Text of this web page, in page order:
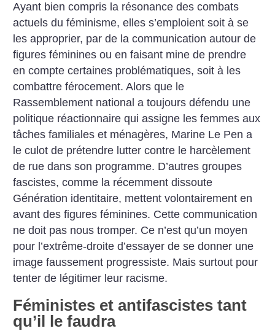
Ayant bien compris la résonance des combats
actuels du féminisme, elles s’emploient soit à se
les approprier, par de la communication autour de
figures féminines ou en faisant mine de prendre
en compte certaines problématiques, soit à les
combattre férocement. Alors que le
Rassemblement national a toujours défendu une
politique réactionnaire qui assigne les femmes aux
tâches familiales et ménagères, Marine Le Pen a
le culot de prétendre lutter contre le harcèlement
de rue dans son programme. D’autres groupes
fascistes, comme la récemment dissoute
Génération identitaire, mettent volontairement en
avant des figures féminines. Cette communication
ne doit pas nous tromper. Ce n’est qu’un moyen
pour l’extrême-droite d’essayer de se donner une
image faussement progressiste. Mais surtout pour
tenter de légitimer leur racisme.
Féministes et antifascistes tant
qu’il le faudra